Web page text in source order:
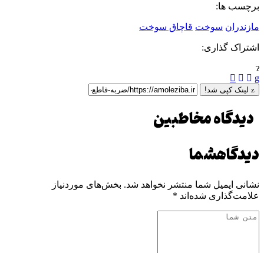
برچسب ها:
مازندران سوخت قاچاق سوخت
اشتراک گذاری:
لینک کپی شد!
دیدگاه مخاطبین
دیدگاهشما
نشانی ایمیل شما منتشر نخواهد شد. بخش‌های موردنیاز
علامت‌گذاری شده‌اند *